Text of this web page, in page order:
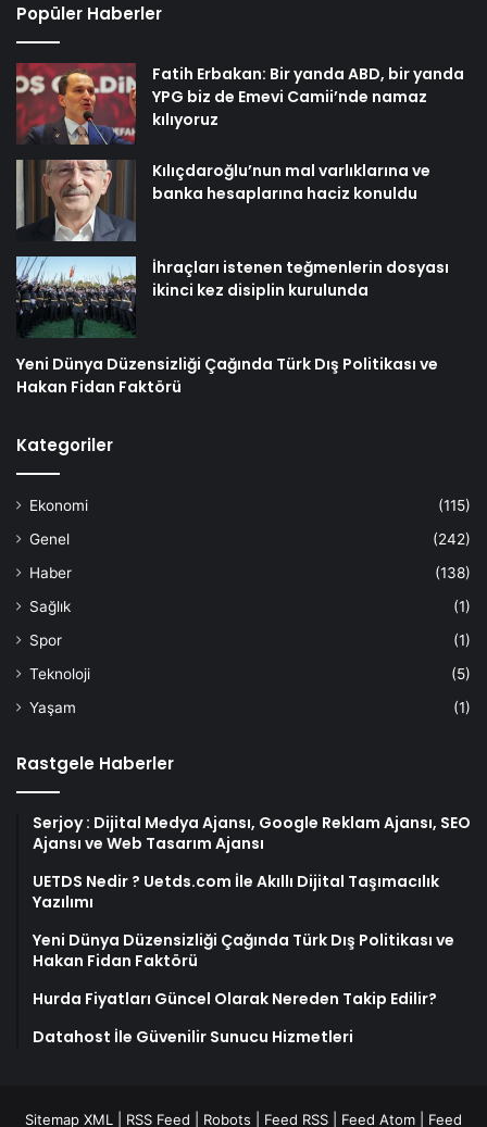
Popüler Haberler
Fatih Erbakan: Bir yanda ABD, bir yanda
YPG biz de Emevi Camii’nde namaz
kılıyoruz
Kılıçdaroğlu’nun mal varlıklarına ve
banka hesaplarına haciz konuldu
İhraçları istenen teğmenlerin dosyası
ikinci kez disiplin kurulunda
Yeni Dünya Düzensizliği Çağında Türk Dış Politikası ve
Hakan Fidan Faktörü
Kategoriler
Ekonomi
(115)
Genel
(242)
Haber
(138)
Sağlık
(1)
Spor
(1)
Teknoloji
(5)
Yaşam
(1)
Rastgele Haberler
Serjoy : Dijital Medya Ajansı, Google Reklam Ajansı, SEO
Ajansı ve Web Tasarım Ajansı
UETDS Nedir ? Uetds.com İle Akıllı Dijital Taşımacılık
Yazılımı
Yeni Dünya Düzensizliği Çağında Türk Dış Politikası ve
Hakan Fidan Faktörü
Hurda Fiyatları Güncel Olarak Nereden Takip Edilir?
Datahost İle Güvenilir Sunucu Hizmetleri
Sitemap XML RSS Feed Robots Feed RSS Feed Atom Feed